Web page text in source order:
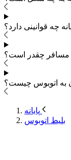
چه قوانینی دارد؟
مسافر چقدر است؟
به اتوبوس چیست؟
بلیط اتوبوس